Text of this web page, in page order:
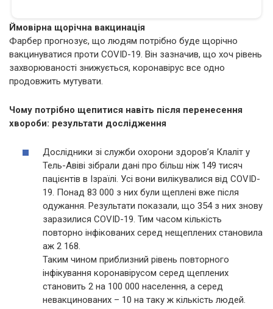
Ймовірна щорічна вакцинація
Фарбер прогнозує, що людям потрібно буде щорічно
вакцинуватися проти COVID-19. Він зазначив, що хоч рівень
захворюваності знижується, коронавірус все одно
продовжить мутувати.
Чому потрібно щепитися навіть після перенесення
хвороби: результати дослідження
Дослідники зі служби охорони здоров’я Клаліт у
Тель-Авіві зібрали дані про більш ніж 149 тисяч
пацієнтів в Ізраїлі. Усі вони вилікувалися від COVID-
19. Понад 83 000 з них були щеплені вже після
одужання. Результати показали, що 354 з них знову
заразилися COVID-19. Тим часом кількість
повторно інфікованих серед нещеплених становила
аж 2 168.
Таким чином приблизний рівень повторного
інфікування коронавірусом серед щеплених
становить 2 на 100 000 населення, а серед
невакцинованих – 10 на таку ж кількість людей.